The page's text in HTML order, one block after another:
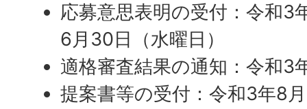
応募意思表明の受付：令和3
6月30日（水曜日）
適格審査結果の通知：令和3
提案書等の受付：令和3年8